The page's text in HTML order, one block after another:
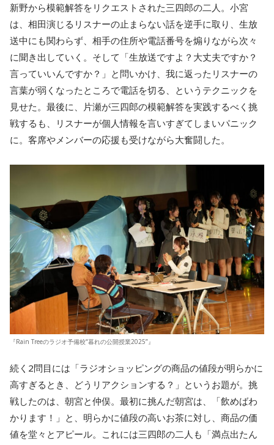
新野から模範解答をリクエストされた三四郎の二人。小宮
は、相田演じるリスナーの止まらない話を逆手に取り、生放
送中にも関わらず、相手の住所や電話番号を煽りながら次々
に聞き出していく。そして「生放送ですよ？大丈夫ですか？
言っていいんですか？」と問いかけ、我に返ったリスナーの
言葉が弱くなったところで電話を切る、というテクニックを
見せた。最後に、片瀬が三四郎の模範解答を実践するべく挑
戦するも、リスナーが個人情報を言いすぎてしまいパニック
に。客席やメンバーの応援も受けながら大奮闘した。
『Rain Treeのラジオ予備校“暮れの公開授業2025”』
続く2問目には「ラジオショッピングの商品の値段が明らかに
高すぎるとき、どうリアクションする？」というお題が。挑
戦したのは、朝宮と仲俣。最初に挑んだ朝宮は、「飲めばわ
かります！」と、明らかに値段の高いお茶に対し、商品の価
値を堂々とアピール。これには三四郎の二人も「満点出たん